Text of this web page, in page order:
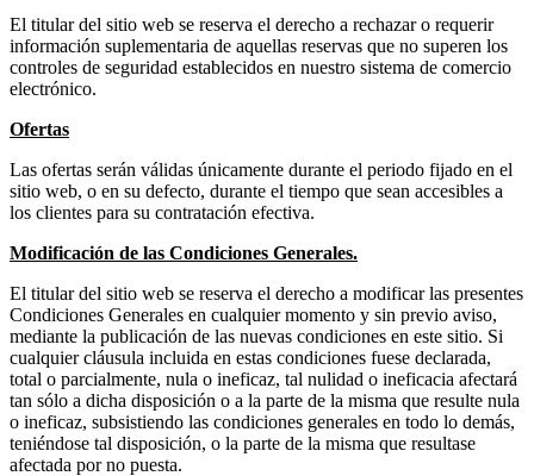
El titular del sitio web se reserva el derecho a rechazar o requerir
información suplementaria de aquellas reservas que no superen los
controles de seguridad establecidos en nuestro sistema de comercio
electrónico.
Ofertas
Las ofertas serán válidas únicamente durante el periodo fijado en el
sitio web, o en su defecto, durante el tiempo que sean accesibles a
los clientes para su contratación efectiva.
Modificación de las Condiciones Generales.
El titular del sitio web se reserva el derecho a modificar las presentes
Condiciones Generales en cualquier momento y sin previo aviso,
mediante la publicación de las nuevas condiciones en este sitio. Si
cualquier cláusula incluida en estas condiciones fuese declarada,
total o parcialmente, nula o ineficaz, tal nulidad o ineficacia afectará
tan sólo a dicha disposición o a la parte de la misma que resulte nula
o ineficaz, subsistiendo las condiciones generales en todo lo demás,
teniéndose tal disposición, o la parte de la misma que resultase
afectada por no puesta.